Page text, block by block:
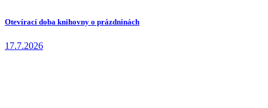
Otevírací doba knihovny o prázdninách
17.7.2026